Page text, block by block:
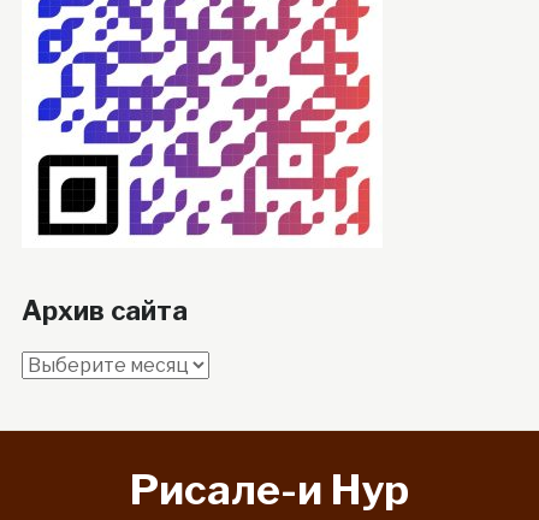
Архив сайта
Архив
Рисале-и Hyp